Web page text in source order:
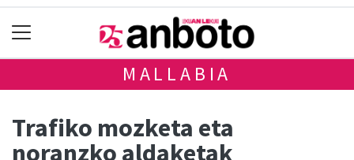
MALLABIA
Trafiko mozketa eta
noranzko aldaketak